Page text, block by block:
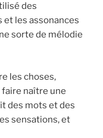
des
les assonances
sorte de mélodie
les choses,
faire naître une
des mots et des
sensations, et